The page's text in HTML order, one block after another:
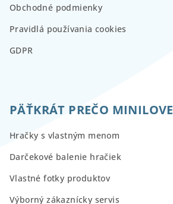
Obchodné podmienky
Pravidlá používania cookies
GDPR
PÄŤKRÁT PREČO MINILOVE
Hračky s vlastným menom
Darčekové balenie hračiek
Vlastné fotky produktov
Výborný zákaznícky servis